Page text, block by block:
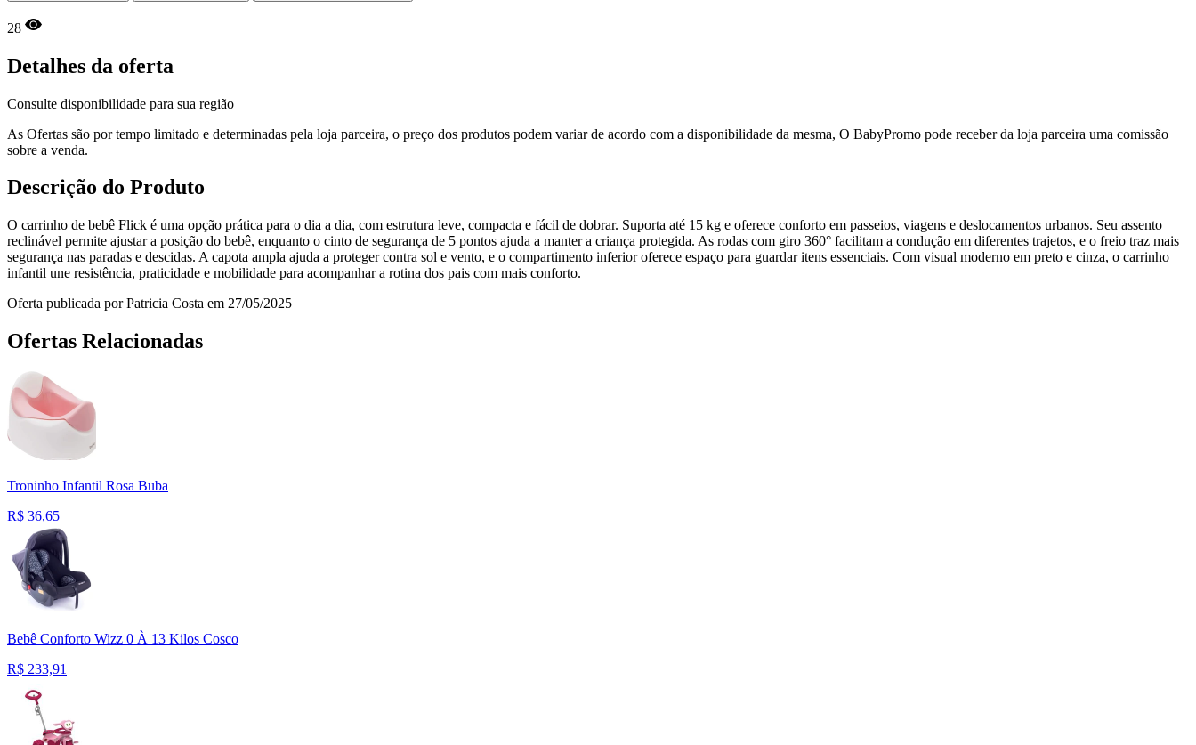
28
Detalhes da oferta
Consulte disponibilidade para sua região
As Ofertas são por tempo limitado e determinadas pela loja parceira, o preço dos produtos podem variar de acordo com a disponibilidade da mesma, O BabyPromo pode receber da loja parceira uma comissão
sobre a venda.
Descrição do Produto
O carrinho de bebê Flick é uma opção prática para o dia a dia, com estrutura leve, compacta e fácil de dobrar. Suporta até 15 kg e oferece conforto em passeios, viagens e deslocamentos urbanos. Seu assento
reclinável permite ajustar a posição do bebê, enquanto o cinto de segurança de 5 pontos ajuda a manter a criança protegida. As rodas com giro 360° facilitam a condução em diferentes trajetos, e o freio traz mais
segurança nas paradas e descidas. A capota ampla ajuda a proteger contra sol e vento, e o compartimento inferior oferece espaço para guardar itens essenciais. Com visual moderno em preto e cinza, o carrinho
infantil une resistência, praticidade e mobilidade para acompanhar a rotina dos pais com mais conforto.
Oferta publicada por Patricia Costa em 27/05/2025
Ofertas Relacionadas
Troninho Infantil Rosa Buba
R$ 36,65
Bebê Conforto Wizz 0 À 13 Kilos Cosco
R$ 233,91